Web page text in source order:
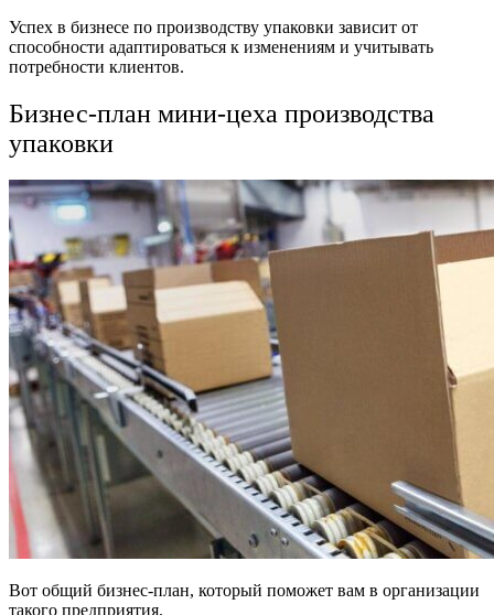
Успех в бизнесе по производству упаковки зависит от
способности адаптироваться к изменениям и учитывать
потребности клиентов.
Бизнес-план мини-цеха производства
упаковки
Вот общий бизнес-план, который поможет вам в организации
такого предприятия.